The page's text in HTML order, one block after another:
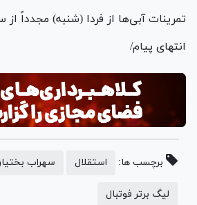
تمرینات آبی‌ها از فردا (شنبه) مجدداً
انتهای پیام/
برچسب ها: استقلال سهراب
لیگ برتر فوتبال